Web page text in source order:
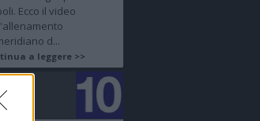
Ecco il video
d...
a leggere >>